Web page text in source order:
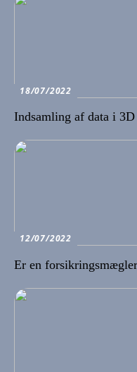
18/07/2022
Indsamling af data i 3D
12/07/2022
Er en